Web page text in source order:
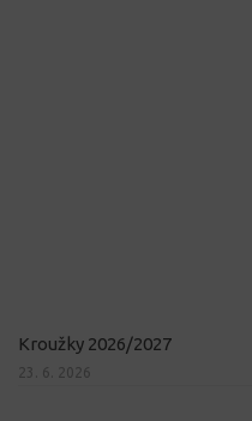
Kroužky 2026/2027
23. 6. 2026